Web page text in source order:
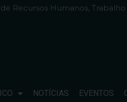
Recursos Humanos,
NOTÍCIAS EVENTOS